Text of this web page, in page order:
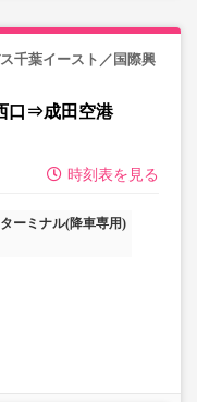
千葉イースト／国際興
口⇒成田空港
時刻表を見る
ーミナル(降車専用)